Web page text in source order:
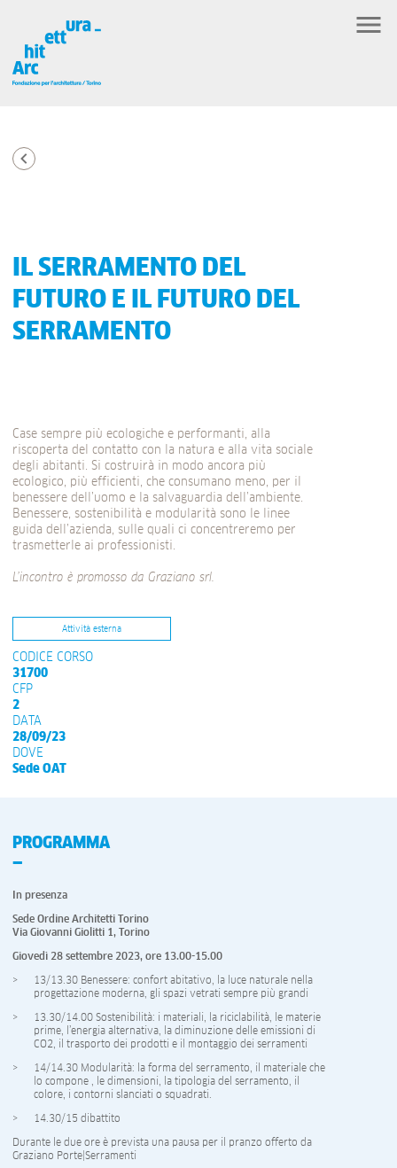
IL SERRAMENTO DEL
FUTURO E IL FUTURO DEL
SERRAMENTO
Case sempre più ecologiche e performanti, alla
riscoperta del contatto con la natura e alla vita sociale
degli abitanti. Si costruirà in modo ancora più
ecologico, più efficienti, che consumano meno, per il
benessere dell’uomo e la salvaguardia dell’ambiente.
Benessere, sostenibilità e modularità sono le linee
guida dell’azienda, sulle quali ci concentreremo per
trasmetterle ai professionisti.
L’incontro è promosso da Graziano srl.
Attività esterna
CODICE CORSO
31700
CFP
2
DATA
28/09/23
DOVE
Sede OAT
PROGRAMMA
In presenza
Sede Ordine Architetti Torino
Via Giovanni Giolitti 1, Torino
Giovedì 28 settembre 2023, ore 13.00-15.00
13/13.30 Benessere: confort abitativo, la luce naturale nella
progettazione moderna, gli spazi vetrati sempre più grandi
13.30/14.00 Sostenibilità: i materiali, la riciclabilità, le materie
prime, l’energia alternativa, la diminuzione delle emissioni di
CO2, il trasporto dei prodotti e il montaggio dei serramenti
14/14.30 Modularità: la forma del serramento, il materiale che
lo compone , le dimensioni, la tipologia del serramento, il
colore, i contorni slanciati o squadrati.
14.30/15 dibattito
Durante le due ore è prevista una pausa per il pranzo offerto da
Graziano Porte|Serramenti